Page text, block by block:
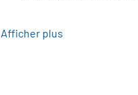
Afficher plus